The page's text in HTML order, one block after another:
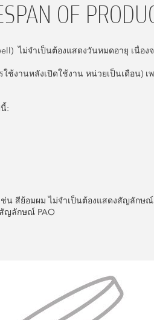
OF
ไม่จำเป็นต้องแสดงวันหมดอายุ เนื่อ
งานหลังเปิดใช้งาน หน่วยเป็นเดือน) เ
:
สีย้อมผม ไม่จำเป็นต้องแสดงสัญลักษณ์
ญลักษณ์ PAO